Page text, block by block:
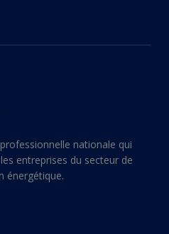
nationale qui
entreprises du secteur de
énergétique.